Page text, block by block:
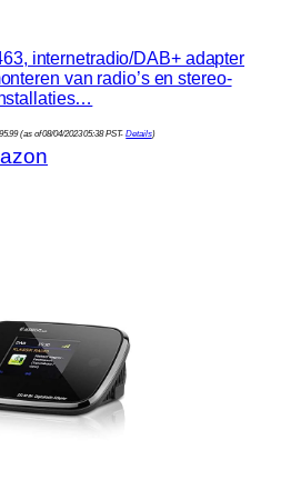
internetradio/DAB+ adapter
van radio’s en stereo-
(as of 08/04/2023 05:38 PST-Details)